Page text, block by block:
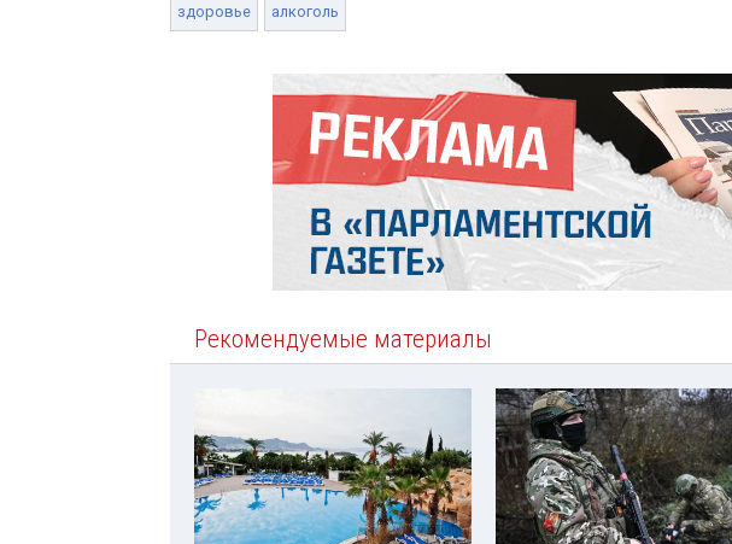
здоровье алкоголь
Рекомендуемые материалы